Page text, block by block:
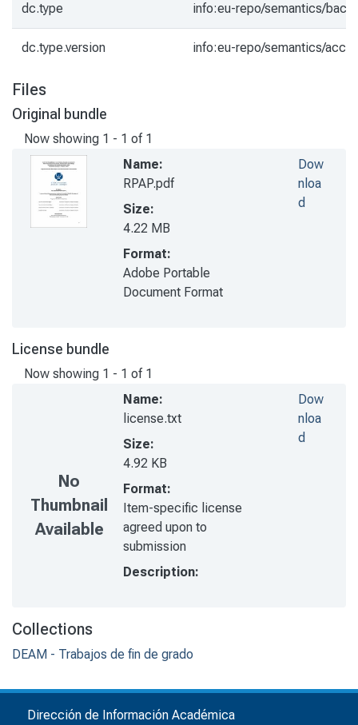
dc.type info:eu-repo/semantics/
dc.type.version info:eu-repo/semantics/
Files
Original bundle
Now showing 1 - 1 of 1
Name:
RPAP.pdf
Size:
4.22 MB
Format:
Adobe Portable
Document Format
Dow
nloa
d
License bundle
Now showing 1 - 1 of 1
No
Thumbnail
Available
Name:
license.txt
Size:
4.92 KB
Format:
Item-specific license
agreed upon to
submission
Description:
Dow
nloa
d
Collections
DEAM - Trabajos de fin de grado
Dirección de Información Académica